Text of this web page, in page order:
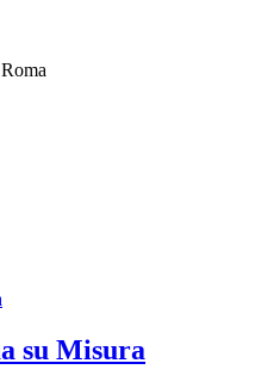
su Misura